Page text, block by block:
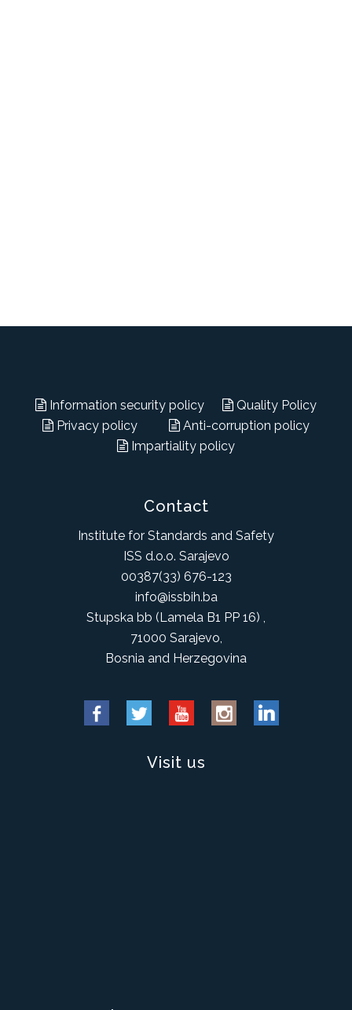
Information security policy
Quality Policy
Privacy policy
Anti-corruption policy
Impartiality policy
Contact
Institute for Standards and Safety
ISS d.o.o. Sarajevo
00387(33) 676-123
info@issbih.ba
Stupska bb (Lamela B1 PP 16) ,
71000 Sarajevo,
Bosnia and Herzegovina
Visit us